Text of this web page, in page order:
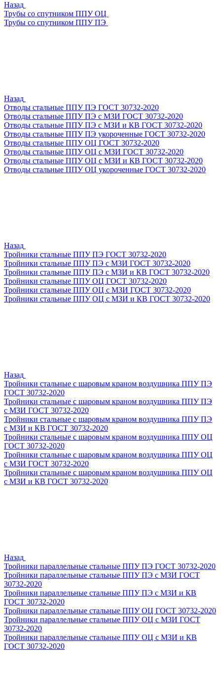
Назад
Трубы со спутником ППУ ОЦ
Трубы со спутником ППУ ПЭ
Назад
Отводы стальные ППУ ПЭ ГОСТ 30732-2020
Отводы стальные ППУ ПЭ с МЗИ ГОСТ 30732-2020
Отводы стальные ППУ ПЭ с МЗИ и КВ ГОСТ 30732-2020
Отводы стальные ППУ ПЭ укороченные ГОСТ 30732-2020
Отводы стальные ППУ ОЦ ГОСТ 30732-2020
Отводы стальные ППУ ОЦ с МЗИ ГОСТ 30732-2020
Отводы стальные ППУ ОЦ с МЗИ и КВ ГОСТ 30732-2020
Отводы стальные ППУ ОЦ укороченные ГОСТ 30732-2020
Назад
Тройники стальные ППУ ПЭ ГОСТ 30732-2020
Тройники стальные ППУ ПЭ с МЗИ ГОСТ 30732-2020
Тройники стальные ППУ ПЭ с МЗИ и КВ ГОСТ 30732-2020
Тройники стальные ППУ ОЦ ГОСТ 30732-2020
Тройники стальные ППУ ОЦ с МЗИ ГОСТ 30732-2020
Тройники стальные ППУ ОЦ с МЗИ и КВ ГОСТ 30732-2020
Назад
Тройники стальные с шаровым краном воздушника ППУ ПЭ
ГОСТ 30732-2020
Тройники стальные с шаровым краном воздушника ППУ ПЭ
с МЗИ ГОСТ 30732-2020
Тройники стальные с шаровым краном воздушника ППУ ПЭ
с МЗИ и КВ ГОСТ 30732-2020
Тройники стальные с шаровым краном воздушника ППУ ОЦ
ГОСТ 30732-2020
Тройники стальные с шаровым краном воздушника ППУ ОЦ
с МЗИ ГОСТ 30732-2020
Тройники стальные с шаровым краном воздушника ППУ ОЦ
с МЗИ и КВ ГОСТ 30732-2020
Назад
Тройники параллельные стальные ППУ ПЭ ГОСТ 30732-2020
Тройники параллельные стальные ППУ ПЭ с МЗИ ГОСТ
30732-2020
Тройники параллельные стальные ППУ ПЭ с МЗИ и КВ
ГОСТ 30732-2020
Тройники параллельные стальные ППУ ОЦ ГОСТ 30732-2020
Тройники параллельные стальные ППУ ОЦ с МЗИ ГОСТ
30732-2020
Тройники параллельные стальные ППУ ОЦ с МЗИ и КВ
ГОСТ 30732-2020